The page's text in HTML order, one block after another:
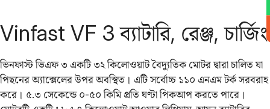
Vinfast VF 3 ব্যাটারি, রেঞ্জ, চার্জিং
ভিনফাস্ট ভিএফ ৩ একটি ৩২ কিলোওয়াট বৈদ্যুতিক মোটর দ্বারা চালিত যা
পিছনের অ্যাক্সেলের উপর অবস্থিত। এটি সর্বোচ্চ ১১০ এনএম টর্ক সরবরাহ
করে। ৫.৩ সেকেন্ডে ০-৫০ কিমি প্রতি ঘণ্টা পিকআপ করতে পারে।